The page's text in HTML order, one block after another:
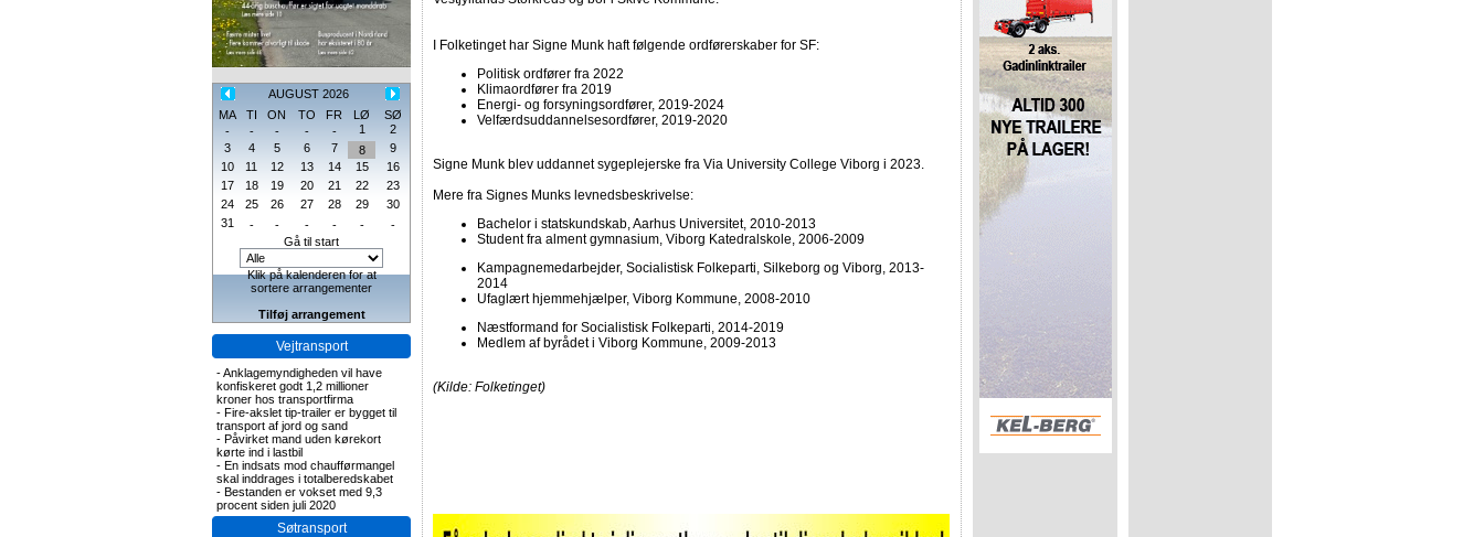
AUGUST 2026
MA
TI ON TO FR LØ
SØ
-
- - - - 1
2
3
4 5 6 7 8
9
10
11 12 13 14 15
16
17
18 19 20 21 22
23
24
25 26 27 28 29
30
31
- - - - -
-
Gå til start
Klik på kalenderen for at
sortere arrangementer
Tilføj arrangement
Vejtransport
-Anklagemyndigheden vil have
konfiskeret godt 1,2 millioner
kroner hos transportfirma
- Fire-akslet tip-trailer er bygget til
transport af jord og sand
- Påvirket mand uden kørekort
kørte ind i lastbil
- En indsats mod chaufførmangel
skal inddrages i totalberedskabet
- Bestanden er vokset med 9,3
procent siden juli 2020
Søtransport
I Folketinget har Signe Munk haft følgende ordførerskaber for SF:
Politisk ordfører fra 2022
Klimaordfører fra 2019
Energi- og forsyningsordfører, 2019-2024
Velfærdsuddannelsesordfører, 2019-2020
Signe Munk blev uddannet sygeplejerske fra Via University College Viborg i 2023.
Mere fra Signes Munks levnedsbeskrivelse:
Bachelor i statskundskab, Aarhus Universitet, 2010-2013
Student fra alment gymnasium, Viborg Katedralskole, 2006-2009
Kampagnemedarbejder, Socialistisk Folkeparti, Silkeborg og Viborg, 2013-
2014
Ufaglært hjemmehjælper, Viborg Kommune, 2008-2010
Næstformand for Socialistisk Folkeparti, 2014-2019
Medlem af byrådet i Viborg Kommune, 2009-2013
(Kilde: Folketinget)